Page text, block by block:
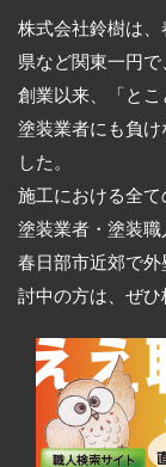
株式会社鈴樹は、
県など関東一円で
創業以来、「と
塗装業者にも負
した。
施工における全
塗装業者・塗装職
春日部市近郊で
討中の方は、ぜひ